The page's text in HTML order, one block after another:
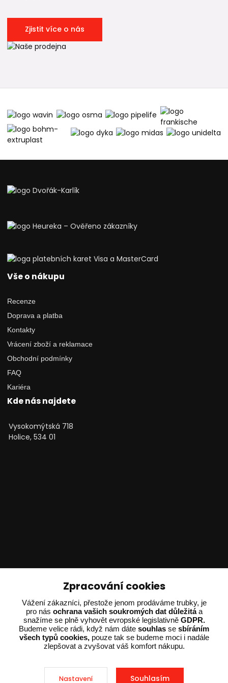
Zjistit více o nás
Vše o nákupu
Recenze
Doprava a platba
Kontakty
Vrácení zboží a reklamace
Obchodní podmínky
FAQ
Kariéra
Kde nás najdete
Vysokomýtská 718
Holice, 534 01
Ing. Adam Dvořák
+420 602 234 254
(Po-Pá 8:00 - 15:00)
potrebujiporadit@dvorak-karlik.cz
Zpracování cookies
Vážení zákazníci, přestože jenom prodáváme trubky, je
pro nás ochrana vašich soukromých dat důležitáa
snažíme se plně vyhovět evropské legislativně GDPR.
Budeme velice rádi, když nám dáte souhlas se sbíráním
všech typů cookies,pouze tak se budeme moci i nadále
zlepšovat a zvyšovat váš komfort nákupu.
Nastavení Souhlasím